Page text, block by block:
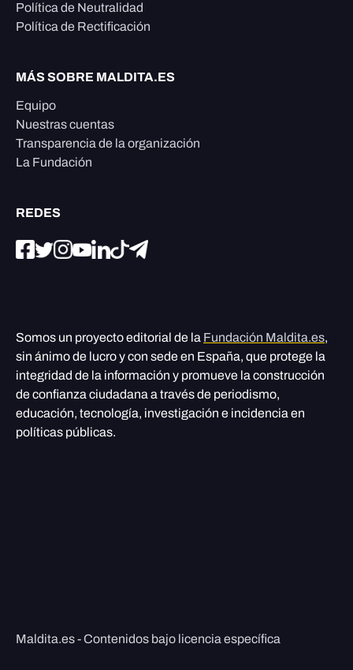
Política de Neutralidad
Política de Rectificación
MÁS SOBRE MALDITA.ES
Equipo
Nuestras cuentas
Transparencia de la organización
La Fundación
REDES
Somos un proyecto editorial de la Fundación Maldita.es,
sin ánimo de lucro y con sede en España, que protege la
integridad de la información y promueve la construcción
de confianza ciudadana a través de periodismo,
educación, tecnología, investigación e incidencia en
políticas públicas.
Maldita.es - Contenidos bajo licencia específica